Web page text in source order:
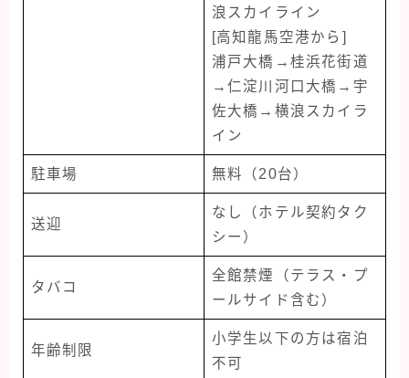
浪スカイライン
[高知龍馬空港から]
浦戸大橋→桂浜花街道
→仁淀川河口大橋→宇
佐大橋→横浪スカイラ
イン
駐車場 無料（20台）
送迎
なし（ホテル契約タク
シー）
タバコ
全館禁煙（テラス・プ
ールサイド含む）
年齢制限
小学生以下の方は宿泊
不可